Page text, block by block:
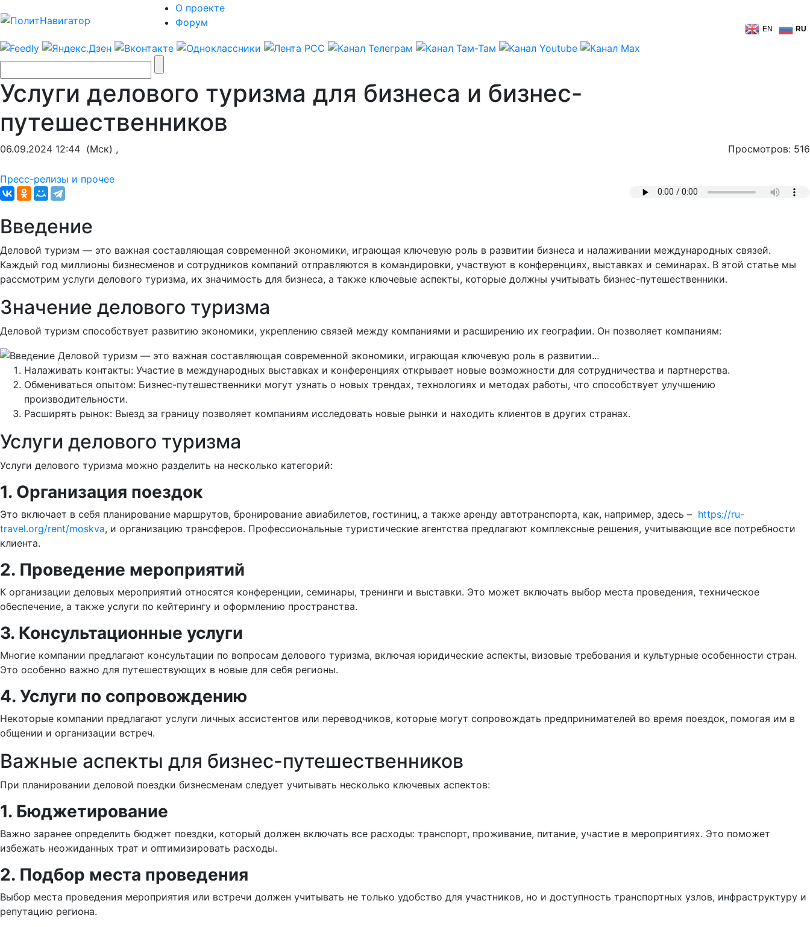
О проекте
Форум
EN RU
Услуги делового туризма для бизнеса и бизнес-
путешественников
06.09.2024 12:44 (Мск) , Просмотров: 516
Пресс-релизы и прочее
Введение
Деловой туризм — это важная составляющая современной экономики, играющая ключевую роль в развитии бизнеса и налаживании международных связей.
Каждый год миллионы бизнесменов и сотрудников компаний отправляются в командировки, участвуют в конференциях, выставках и семинарах. В этой статье мы
рассмотрим услуги делового туризма, их значимость для бизнеса, а также ключевые аспекты, которые должны учитывать бизнес-путешественники.
Значение делового туризма
Деловой туризм способствует развитию экономики, укреплению связей между компаниями и расширению их географии. Он позволяет компаниям:
Налаживать контакты: Участие в международных выставках и конференциях открывает новые возможности для сотрудничества и партнерства.
Обмениваться опытом: Бизнес-путешественники могут узнать о новых трендах, технологиях и методах работы, что способствует улучшению
производительности.
Расширять рынок: Выезд за границу позволяет компаниям исследовать новые рынки и находить клиентов в других странах.
Услуги делового туризма
Услуги делового туризма можно разделить на несколько категорий:
1. Организация поездок
Это включает в себя планирование маршрутов, бронирование авиабилетов, гостиниц, а также аренду автотранспорта, как, например, здесь – https://ru-
travel.org/rent/moskva, и организацию трансферов. Профессиональные туристические агентства предлагают комплексные решения, учитывающие все потребности
клиента.
2. Проведение мероприятий
К организации деловых мероприятий относятся конференции, семинары, тренинги и выставки. Это может включать выбор места проведения, техническое
обеспечение, а также услуги по кейтерингу и оформлению пространства.
3. Консультационные услуги
Многие компании предлагают консультации по вопросам делового туризма, включая юридические аспекты, визовые требования и культурные особенности стран.
Это особенно важно для путешествующих в новые для себя регионы.
4. Услуги по сопровождению
Некоторые компании предлагают услуги личных ассистентов или переводчиков, которые могут сопровождать предпринимателей во время поездок, помогая им в
общении и организации встреч.
Важные аспекты для бизнес-путешественников
При планировании деловой поездки бизнесменам следует учитывать несколько ключевых аспектов:
1. Бюджетирование
Важно заранее определить бюджет поездки, который должен включать все расходы: транспорт, проживание, питание, участие в мероприятиях. Это поможет
избежать неожиданных трат и оптимизировать расходы.
2. Подбор места проведения
Выбор места проведения мероприятия или встречи должен учитывать не только удобство для участников, но и доступность транспортных узлов, инфраструктуру и
репутацию региона.